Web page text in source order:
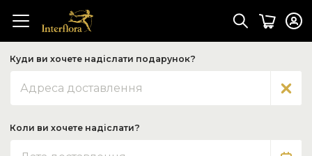
Куди ви хочете надіслати подарунок?
Коли ви хочете надіслати?